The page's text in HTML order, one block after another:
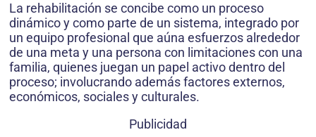
La rehabilitación se concibe como un proceso
dinámico y como parte de un sistema, integrado por
un equipo profesional que aúna esfuerzos alrededor
de una meta y una persona con limitaciones con una
familia, quienes juegan un papel activo dentro del
proceso; involucrando además factores externos,
económicos, sociales y culturales.
Publicidad